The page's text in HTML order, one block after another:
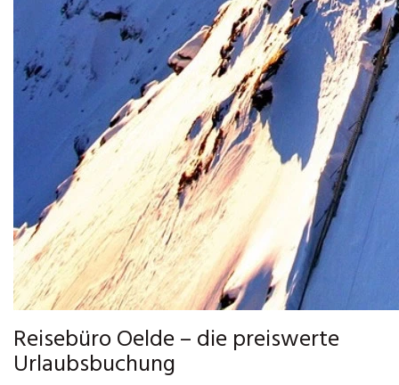
Reisebüro Oelde – die preiswerte
Urlaubsbuchung